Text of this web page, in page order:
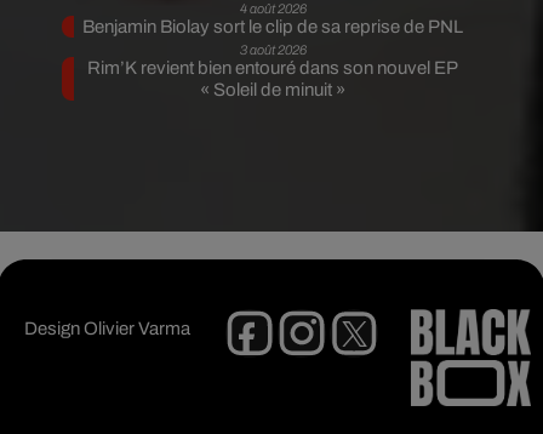
4 août 2026
Benjamin Biolay sort le clip de sa reprise de PNL
3 août 2026
Rim’K revient bien entouré dans son nouvel EP
« Soleil de minuit »
DesignOlivier Varma